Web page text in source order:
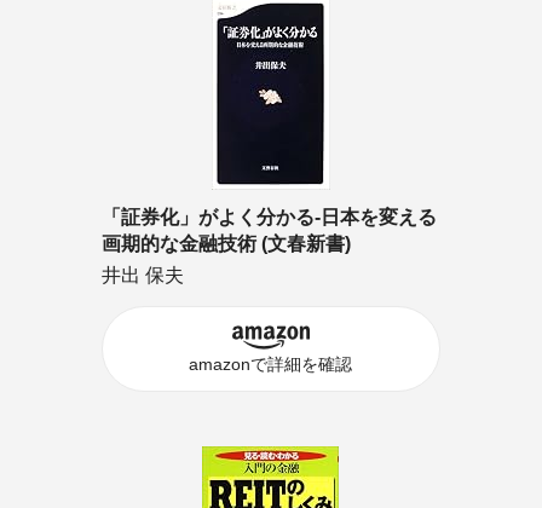
「証券化」がよく分かる-日本を変える
画期的な金融技術 (文春新書)
井出 保夫
amazonで詳細を確認